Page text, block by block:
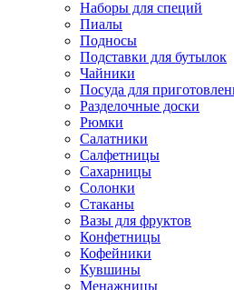
Наборы для специй
Пиалы
Подносы
Подставки для бутылок
Чайники
Посуда для
Разделочные доски
Рюмки
Салатники
Салфетницы
Сахарницы
Солонки
Стаканы
Вазы для фруктов
Конфетницы
Кофейники
Кувшины
Менажницы